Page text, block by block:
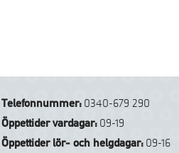
Telefonnummer: 0340-679 290
Öppettider vardagar: 09-19
Öppettider lör- och helgdagar: 09-16